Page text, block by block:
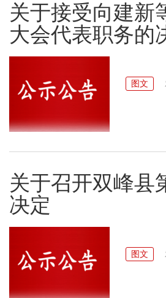
关于接受向建新
大会代表职务的
图文
关于召开双峰县
决定
图文